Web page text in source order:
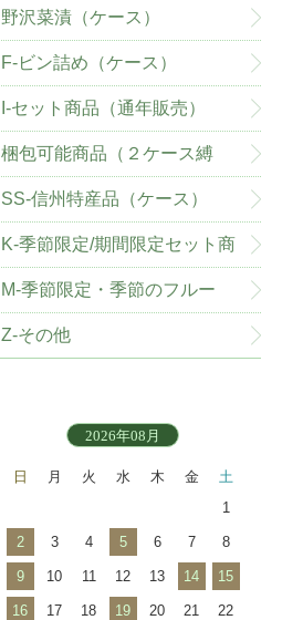
品）
野沢菜漬（ケース）
F-ビン詰め（ケース）
I-セット商品（通年販売）
梱包可能商品（２ケース縛
り）
SS-信州特産品（ケース）
K-季節限定/期間限定セット商
品
M-季節限定・季節のフルー
ツ・野菜
Z-その他
2026年08月
日 月 火 水 木 金
土
1
2 3 4 5 6 7 8
9 10 11 12 13 14 15
16 17 18 19 20 21 22